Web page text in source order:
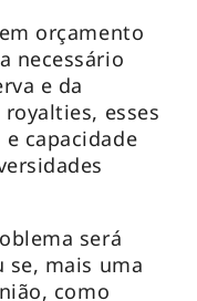
orçamento
necessário
e da
esses
capacidade
será
mais uma
como